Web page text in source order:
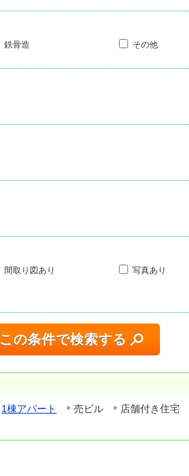
鉄骨造 その他
間取り図あり 写真あり
この条件で検索する
1棟アパート 売ビル 店舗付き住宅